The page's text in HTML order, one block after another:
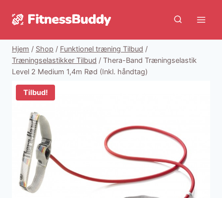
Hjem / Shop / Funktionel træning Tilbud /
Træningselastikker Tilbud / Thera-Band Træningselastik
Level 2 Medium 1,4m Rød (Inkl. håndtag)
Tilbud!